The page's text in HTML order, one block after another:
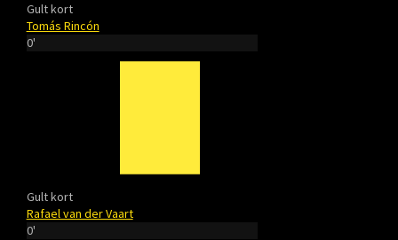
Gult kort
Tomás Rincón
0'
Gult kort
Rafael van der Vaart
0'